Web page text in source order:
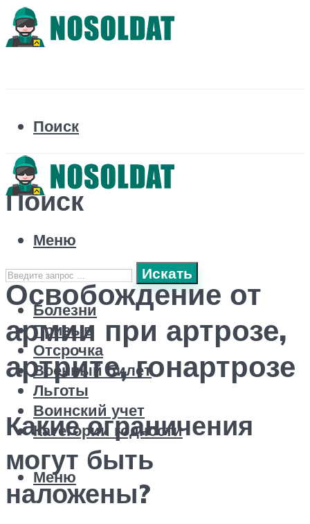
Поиск
Поиск
Искать
Болезни
Призыв
Отсрочка
Военный билет
Льготы
Воинский учет
Категории годности
Меню
Меню
Освобождение от
армии при артрозе,
артрите, гонартрозе
Какие ограничения
могут быть
наложены?